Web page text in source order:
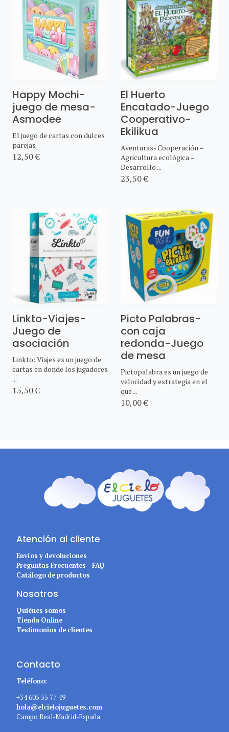
Happy Mochi-
juego de mesa-
Asmodee
El juego de cartas con dulces
parejas
12,50 €
El Huerto
Encatado-Juego
Cooperativo-
Ekilikua
Aventuras- Cooperación –
Agricultura ecológica –
Desarrollo ...
23,50 €
Linkto-Viajes-
Juego de
asociación
Linkto: Viajes es un juego de
cartas en donde los jugadores
...
15,50 €
Picto Palabras-
con caja
redonda-Juego
de mesa
Pictopalabra es un juego de
velocidad y estrategia en el
que ...
10,00 €
Atención al cliente
Envíos y devoluciones
Preguntas Frecuentes - FAQ
Catálogo de productos
Nosotros
Quiénes somos
Tienda Online
Testimonios de clientes
Contacto
Teléfono:
+34 605 55 77 49
hola@elcielojuguetes.com
Campo Real-Madrid-España